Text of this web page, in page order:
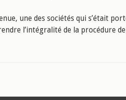
une des sociétés qui s’était
l’intégralité de la procédure